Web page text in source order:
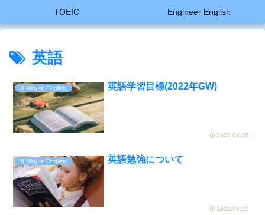
TOEIC Engineer English
英語
6 Minute English 英語学習目標(2022年GW)
2022.04.30
6 Minute English 英語勉強について
2022.04.22